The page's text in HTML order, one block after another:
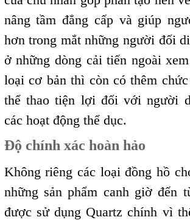
nâng tầm đẳng cấp và giúp
hơn trong mắt những người đối
ở những dòng cải tiến ngoài
loại cơ bản thì còn có thêm
thể thao tiện lợi đối với người
các hoạt động thể dục.
Độ chính xác hoàn hảo
Không riêng các loại đồng hồ
những sản phẩm canh giờ đến
được sử dụng Quartz chính vì